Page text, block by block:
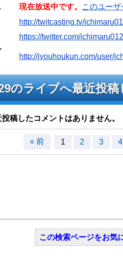
現在放送中です。
このユー
http://twitcasting.tv/
https://twitter.com/
http://jyouhoukun.com/user/
のライブへ最近投
稿したコメントはありません。
« 前 1 2 3 4
この検索ページをお気